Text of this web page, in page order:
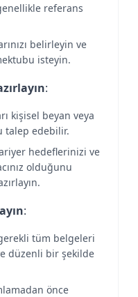
referans
belirleyin ve
isteyin.
:
kişisel beyan veya
talep edebilir.
hedeflerinizi ve
olduğunu
:
tüm belgeleri
düzenli bir şekilde
önce